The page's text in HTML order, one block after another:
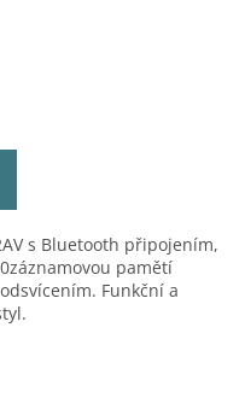
s Bluetooth připojením,
pamětí
Funkční a